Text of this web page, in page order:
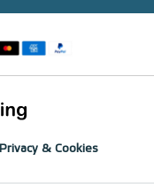
Privacy & Cookies